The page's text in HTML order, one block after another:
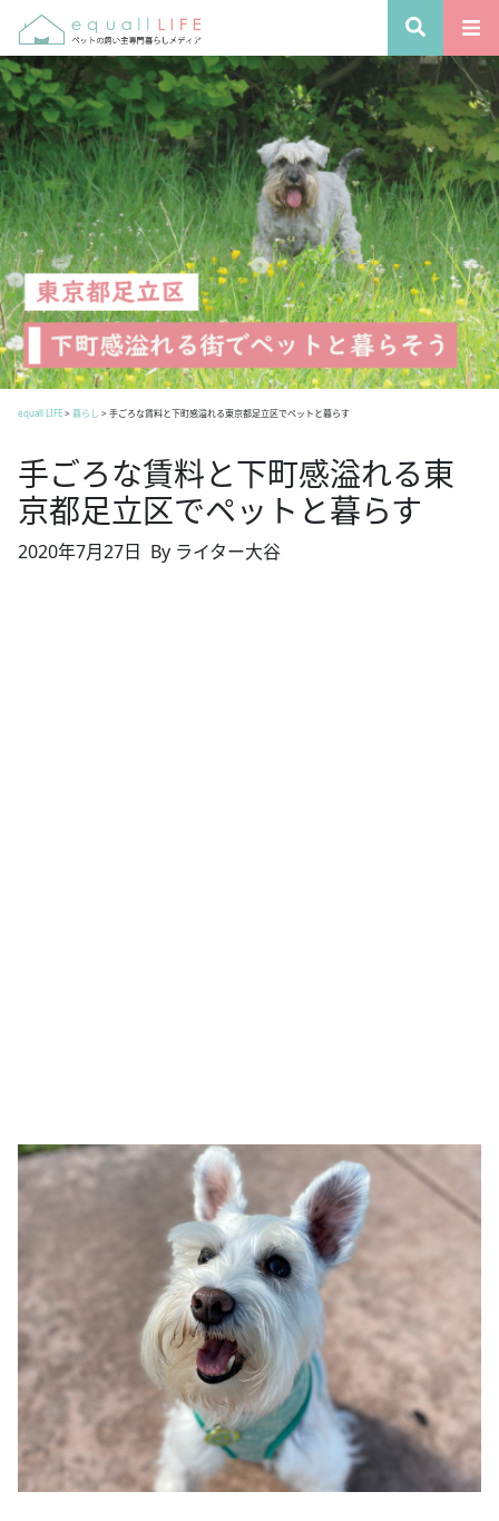
equall LIFE> 暮らし > 手ごろな賃料と下町感溢れる東京都足立区でペットと暮らす
手ごろな賃料と下町感溢れる東
京都足立区でペットと暮らす
2020年7月27日 By ライター大谷